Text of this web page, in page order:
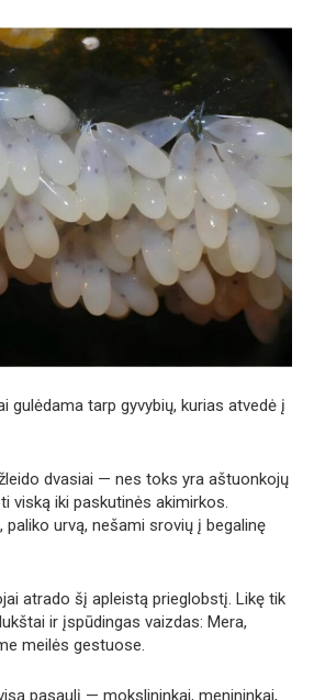
gulėdama tarp gyvybių, kurias atvedė į
dvasiai — nes toks yra aštuonkojų
viską iki paskutinės akimirkos.
paliko urvą, nešami srovių į begalinę
atrado šį apleistą prieglobstį. Likę tik
ir įspūdingas vaizdas: Mera,
meilės gestuose.
pasaulį — mokslininkai, menininkai,